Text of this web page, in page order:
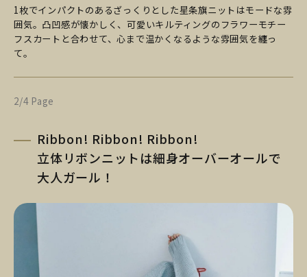
1枚でインパクトのあるざっくりとした星条旗ニットはモードな雰
囲気。凸凹感が懐かしく、可愛いキルティングのフラワーモチー
フスカートと合わせて、心まで温かくなるような雰囲気を纏っ
て。
2/4 Page
Ribbon! Ribbon! Ribbon!
立体リボンニットは細身オーバーオールで
大人ガール！